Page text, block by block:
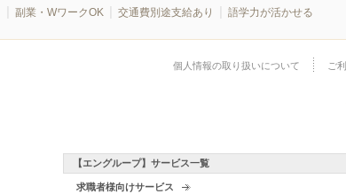
副業・WワークOK
交通費別途支給あり 語学力が活かせる
個人情報の取り扱いについて ご
【エングループ】サービス一覧
求職者様向けサービス